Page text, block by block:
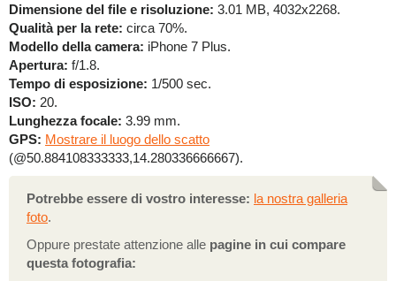
Dimensione del file e risoluzione: 3.01 MB, 4032x2268.
Qualità per la rete: circa 70%.
Modello della camera: iPhone 7 Plus.
Apertura: f/1.8.
Tempo di esposizione: 1/500 sec.
ISO: 20.
Lunghezza focale: 3.99 mm.
GPS: Mostrare il luogo dello scatto
(@50.884108333333,14.280336666667).
Potrebbe essere di vostro interesse: la nostra galleria
foto.
Oppure prestate attenzione alle pagine in cui compare
questa fotografia: